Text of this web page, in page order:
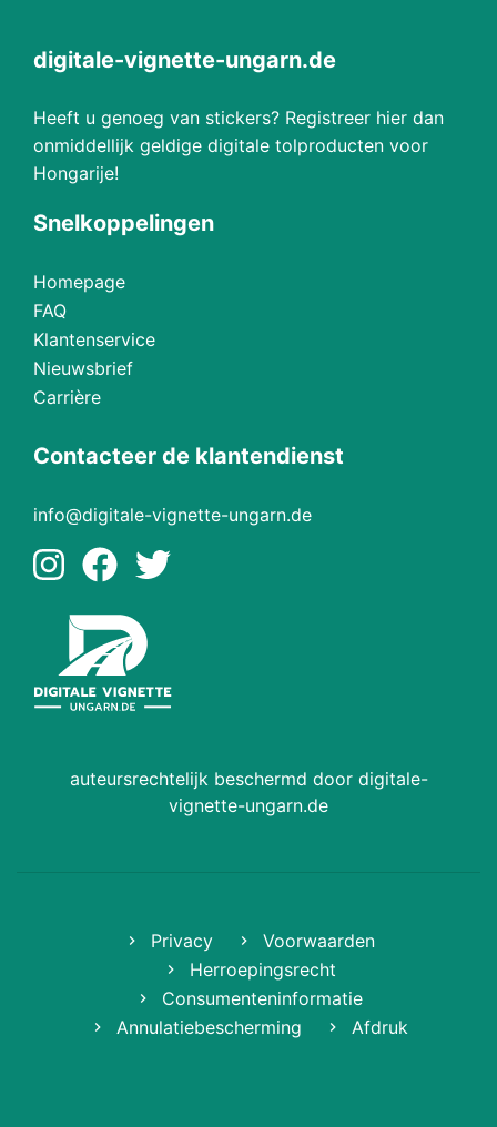
digitale-vignette-ungarn.de
Heeft u genoeg van stickers? Registreer hier dan
onmiddellijk geldige digitale tolproducten voor
Hongarije!
Snelkoppelingen
Homepage
FAQ
Klantenservice
Nieuwsbrief
Carrière
Contacteer de klantendienst
info@digitale-vignette-ungarn.de
auteursrechtelijk beschermd door digitale-
vignette-ungarn.de
Privacy
Voorwaarden
Herroepingsrecht
Consumenteninformatie
Annulatiebescherming
Afdruk